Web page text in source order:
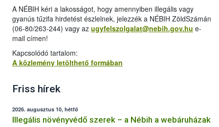
A NÉBIH kéri a lakosságot, hogy amennyiben illegális vagy
gyanús tűzifa hirdetést észlelnek, jelezzék a NÉBIH ZöldSzámán
(06-80/263-244) vagy az ugyfelszolgalat@nebih.gov.hu e-
mail címen!
Kapcsolódó tartalom:
A közlemény letölthető formában
Friss hírek
2026. augusztus 10, hétfő
Illegális növényvédő szerek – a Nébih a webáruházak